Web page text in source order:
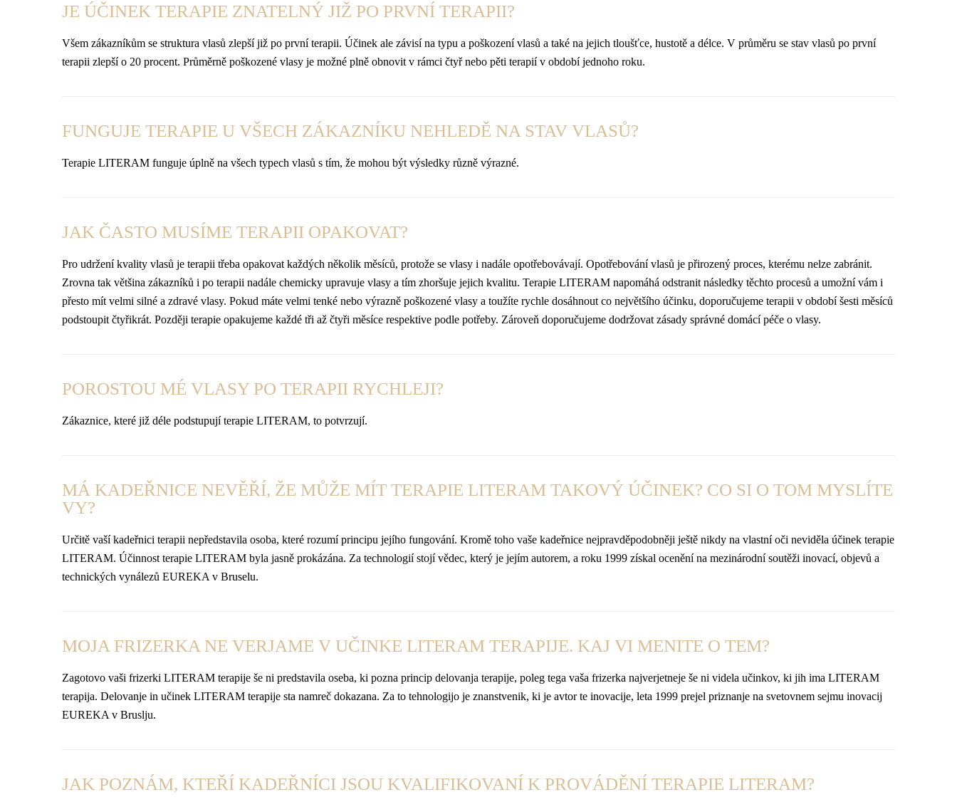
JE ÚČINEK TERAPIE ZNATELNÝ JIŽ PO PRVNÍ TERAPII?
Všem zákazníkům se struktura vlasů zlepší již po první terapii. Účinek ale závisí na typu a poškození vlasů a také na jejich tloušťce, hustotě a délce. V průměru se stav vlasů po první
terapii zlepší o 20 procent. Průměrně poškozené vlasy je možné plně obnovit v rámci čtyř nebo pěti terapií v období jednoho roku.
FUNGUJE TERAPIE U VŠECH ZÁKAZNÍKU NEHLEDĚ NA STAV VLASŮ?
Terapie LITERAM funguje úplně na všech typech vlasů s tím, že mohou být výsledky různě výrazné.
JAK ČASTO MUSÍME TERAPII OPAKOVAT?
Pro udržení kvality vlasů je terapii třeba opakovat každých několik měsíců, protože se vlasy i nadále opotřebovávají. Opotřebování vlasů je přirozený proces, kterému nelze zabránit.
Zrovna tak většina zákazníků i po terapii nadále chemicky upravuje vlasy a tím zhoršuje jejich kvalitu. Terapie LITERAM napomáhá odstranit následky těchto procesů a umožní vám i
přesto mít velmi silné a zdravé vlasy. Pokud máte velmi tenké nebo výrazně poškozené vlasy a toužíte rychle dosáhnout co největšího účinku, doporučujeme terapii v období šesti měsíců
podstoupit čtyřikrát. Později terapie opakujeme každé tři až čtyři měsíce respektive podle potřeby. Zároveň doporučujeme dodržovat zásady správné domácí péče o vlasy.
POROSTOU MÉ VLASY PO TERAPII RYCHLEJI?
Zákaznice, které již déle podstupují terapie LITERAM, to potvrzují.
MÁ KADEŘNICE NEVĚŘÍ, ŽE MŮŽE MÍT TERAPIE LITERAM TAKOVÝ ÚČINEK? CO SI O TOM MYSLÍTE
VY?
Určitě vaší kadeřnici terapii nepředstavila osoba, které rozumí principu jejího fungování. Kromě toho vaše kadeřnice nejpravděpodobněji ještě nikdy na vlastní oči neviděla účinek terapie
LITERAM. Účinnost terapie LITERAM byla jasně prokázána. Za technologií stojí vědec, který je jejím autorem, a roku 1999 získal ocenění na mezinárodní soutěži inovací, objevů a
technických vynálezů EUREKA v Bruselu.
MOJA FRIZERKA NE VERJAME V UČINKE LITERAM TERAPIJE. KAJ VI MENITE O TEM?
Zagotovo vaši frizerki LITERAM terapije še ni predstavila oseba, ki pozna princip delovanja terapije, poleg tega vaša frizerka najverjetneje še ni videla učinkov, ki jih ima LITERAM
terapija. Delovanje in učinek LITERAM terapije sta namreč dokazana. Za to tehnologijo je znanstvenik, ki je avtor te inovacije, leta 1999 prejel priznanje na svetovnem sejmu inovacij
EUREKA v Bruslju.
JAK POZNÁM, KTEŘÍ KADEŘNÍCI JSOU KVALIFIKOVANÍ K PROVÁDĚNÍ TERAPIE LITERAM?